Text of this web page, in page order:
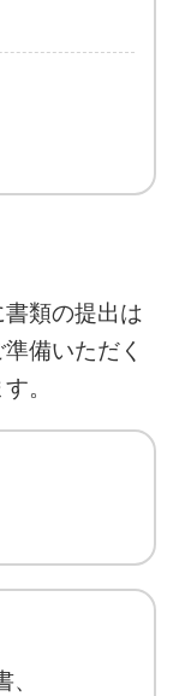
類の提出は
備いただく
。